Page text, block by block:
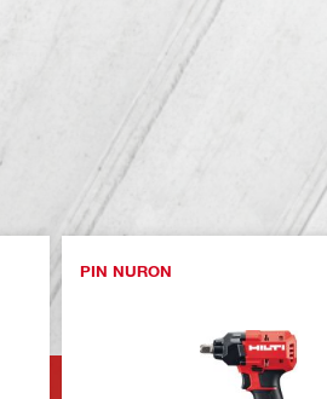
PIN NURON